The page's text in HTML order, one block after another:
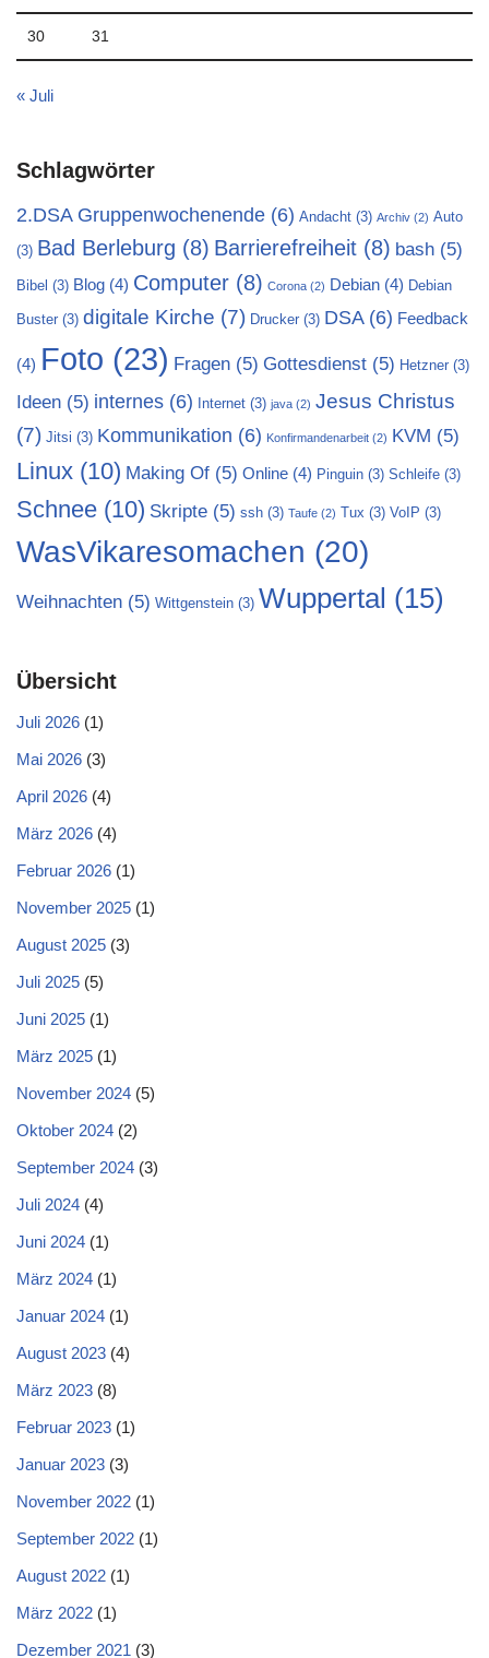
30 31
« Juli
Schlagwörter
2.DSA Gruppenwochenende (6) Andacht (3) Archiv (2) Auto
(3) Bad Berleburg (8) Barrierefreiheit (8) bash (5)
Bibel (3) Blog (4) Computer (8) Corona (2) Debian (4) Debian
Buster (3) digitale Kirche (7) Drucker (3) DSA(6) Feedback
(4) Foto (23) Fragen (5) Gottesdienst (5) Hetzner (3)
Ideen (5) internes (6) Internet (3) java (2) Jesus Christus
(7) Jitsi (3) Kommunikation (6) Konfirmandenarbeit (2) KVM (5)
Linux (10) Making Of (5) Online (4) Pinguin (3) Schleife (3)
Schnee (10) Skripte (5) ssh (3) Taufe (2) Tux (3) VoIP (3)
WasVikaresomachen (20)
Weihnachten (5) Wittgenstein (3) Wuppertal (15)
Übersicht
Juli 2026 (1)
Mai 2026 (3)
April 2026 (4)
März 2026 (4)
Februar 2026 (1)
November 2025 (1)
August 2025 (3)
Juli 2025 (5)
Juni 2025 (1)
März 2025 (1)
November 2024 (5)
Oktober 2024 (2)
September 2024 (3)
Juli 2024 (4)
Juni 2024 (1)
März 2024 (1)
Januar 2024 (1)
August 2023 (4)
März 2023 (8)
Februar 2023 (1)
Januar 2023 (3)
November 2022 (1)
September 2022 (1)
August 2022 (1)
März 2022 (1)
Dezember 2021 (3)